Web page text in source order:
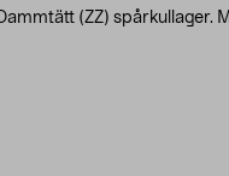
Dammtätt (ZZ) spårkullager.